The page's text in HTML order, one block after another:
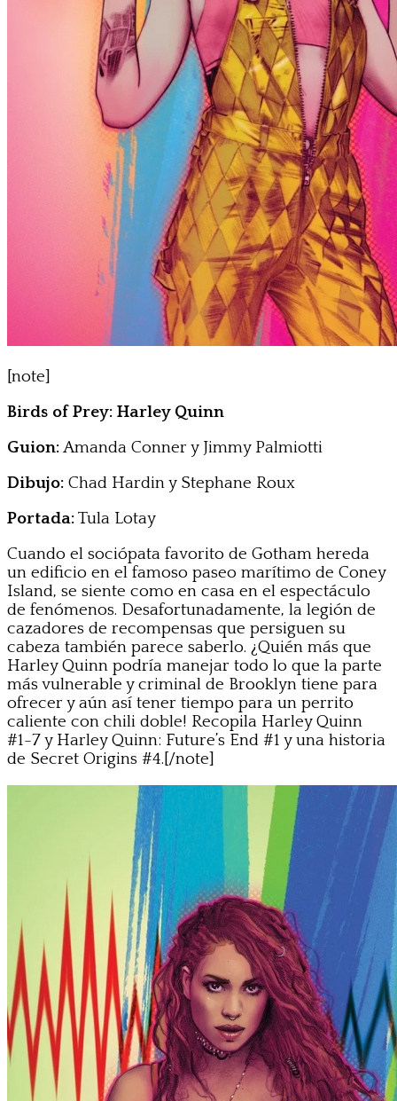
[note]
Birds of Prey: Harley Quinn
Guion:Amanda Conner y Jimmy Palmiotti
Dibujo: Chad Hardin y Stephane Roux
Portada:Tula Lotay
Cuando el sociópata favorito de Gotham hereda
un edificio en el famoso paseo marítimo de Coney
Island, se siente como en casa en el espectáculo
de fenómenos. Desafortunadamente, la legión de
cazadores de recompensas que persiguen su
cabeza también parece saberlo. ¿Quién más que
Harley Quinn podría manejar todo lo que la parte
más vulnerable y criminal de Brooklyn tiene para
ofrecer y aún así tener tiempo para un perrito
caliente con chili doble! Recopila Harley Quinn
#1-7 y Harley Quinn: Future’s End #1 y una historia
de Secret Origins #4.[/note]